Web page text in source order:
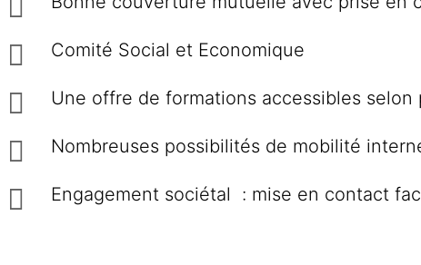
Comité Social et Economique
Une offre de formations accessibles
Nombreuses possibilités de mobilité
Engagement sociétal : mise en contact